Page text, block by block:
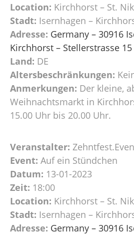
Location: Kirchhorst – St.
Stadt: Isernhagen –
Adresse: Germany – 30916
Kirchhorst – Stellerstrasse 15
Land: DE
Altersbeschränkungen:
Anmerkungen: Der kleine,
Weihnachtsmarkt in
15.00 Uhr bis 20.00 Uhr.
Veranstalter:
Event: Auf ein Stündchen
Datum: 13-01-2023
Zeit: 18:00
Location: Kirchhorst – St.
Stadt: Isernhagen –
Adresse: Germany – 30916